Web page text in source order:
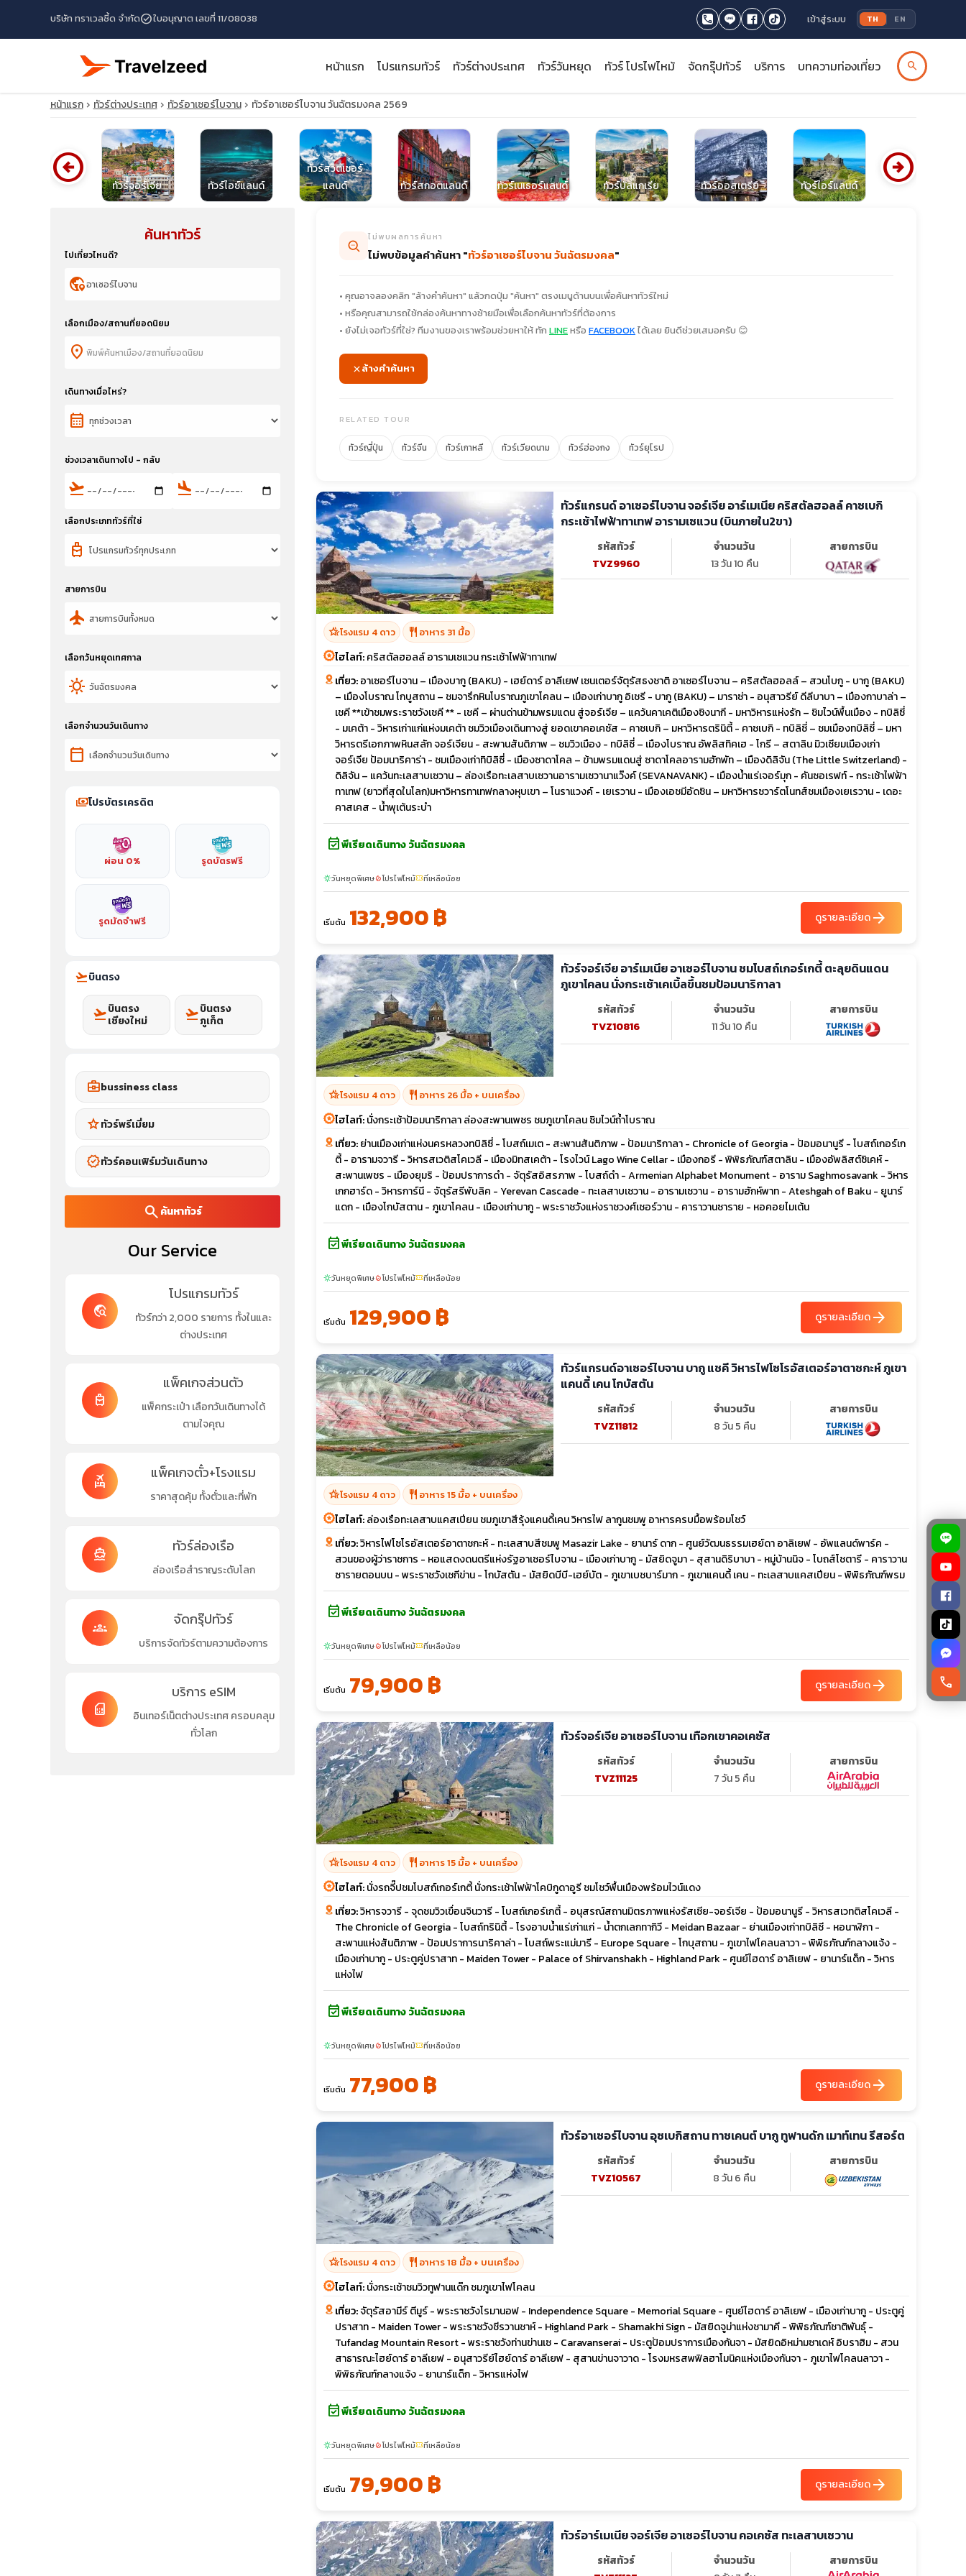
บริษัท ทราเวลซี้ด จำกัดcheck_circleใบอนุญาต เลขที่ 11/08038 เข้าสู่ระบบ TH EN
หน้าแรก โปรแกรมทัวร์ ทัวร์ต่างประเทศ ทัวร์วันหยุด ทัวร์ โปรไฟไหม้ จัดกรุ๊ปทัวร์ บริการ บทความท่องเที่ยว search
close
หน้าแรก ทัวร์ต่างประเทศ ทัวร์อาเซอร์ไบจาน ทัวร์อาเซอร์ไบจาน วันฉัตรมงคล 2569
ทัวร์ไอร์แลนด์ ทัวร์จอร์เจีย ทัวร์ไอซ์แลนด์
ทัวร์สวิตเซอร์
แลนด์
ทัวร์สกอตแลนด์ ทัวร์เนเธอร์แลนด์ ทัวร์บัลแกเรีย ทัวร์ออสเตรีย ทัวร์ไอร์แลนด์ ทัวร์จอร์เจีย
arrow_circle_left arrow_circle_right
ค้นหาทัวร์
ไปเที่ยวไหนดี?
globe_location_pin
เลือกเมือง/สถานที่ยอดนิยม
location_on
เดินทางเมื่อไหร่?
calendar_month
ช่วงเวลาเดินทางไป - กลับ
flight_takeoff flight_land
เลือกประเภททัวร์ที่ใช่
travel_luggage_and_bags
สายการบิน
flight
เลือกวันหยุดเทศกาล
sunny
เลือกจำนวนวันเดินทาง
calendar_today
paymentsโปรบัตรเครดิต
ผ่อน 0% รูดบัตรฟรี
รูดมัดจำฟรี
flight_takeoffบินตรง
flight_takeoffบินตรง
เชียงใหม่
flight_takeoffบินตรง
ภูเก็ต
business_centerbussiness class
starทัวร์พรีเมี่ยม
verifiedทัวร์คอนเฟิร์มวันเดินทาง
search ค้นหาทัวร์
Our Service
travel_explore
โปรแกรมทัวร์
ทัวร์กว่า 2,000 รายการ ทั้งในและ
ต่างประเทศ
travel_luggage_and_bags
แพ็คเกจส่วนตัว
แพ็คกระเป๋า เลือกวันเดินทางได้
ตามใจคุณ
flights_and_hotels แพ็คเกจตั๋ว+โรงแรม
ราคาสุดคุ้ม ทั้งตั๋วและที่พัก
directions_boat ทัวร์ล่องเรือ
ล่องเรือสำราญระดับโลก
groups จัดกรุ๊ปทัวร์
บริการจัดทัวร์ตามความต้องการ
sim_card
บริการ eSIM
อินเทอร์เน็ตต่างประเทศ ครอบคลุม
ทั่วโลก
ไม่พบผลการค้นหา
ไม่พบข้อมูลคำค้นหา "ทัวร์อาเซอร์ไบจาน วันฉัตรมงคล"
• คุณอาจลองคลิก "ล้างคำค้นหา" แล้วกดปุ่ม "ค้นหา" ตรงเมนูด้านบนเพื่อค้นหาทัวร์ใหม่
• หรือคุณสามารถใช้กล่องค้นหาทางซ้ายมือเพื่อเลือกค้นหาทัวร์ที่ต้องการ
• ยังไม่เจอทัวร์ที่ใช่? ทีมงานของเราพร้อมช่วยหาให้ ทัก LINEหรือ FACEBOOKได้เลย ยินดีช่วยเสมอครับ 😊
ล้างคำค้นหา
RELATED TOUR
ทัวร์ญี่ปุ่น ทัวร์จีน ทัวร์เกาหลี ทัวร์เวียดนาม ทัวร์ฮ่องกง ทัวร์ยุโรป
ทัวร์แกรนด์ อาเซอร์ไบจาน จอร์เจีย อาร์เมเนีย คริสตัลฮอลล์ คาซเบกิ
กระเช้าไฟฟ้าทาเทฟ อารามเซแวน (บินภายใน2ขา)
รหัสทัวร์
TVZ9960
จำนวนวัน
13 วัน 10 คืน
สายการบิน
hotel_classโรงแรม 4 ดาว restaurant อาหาร 31 มื้อ
ไฮไลท์:คริสตัลฮอลล์ อารามเซแวน กระเช้าไฟฟ้าทาเทฟ
เที่ยว:อาเซอร์ไบจาน – เมืองบากู (BAKU) - เฮย์ดาร์ อาลีเยฟ เซนเตอร์จัตุรัสธงชาติ อาเซอร์ไบจาน – คริสตัลฮอลล์ – สวนโบกู - บากู (BAKU)
– เมืองโบราณ โกบูสถาน – ชมจารึกหินโบราณภูเขาโคลน – เมืองเก่าบากู อิเชรี - บากู (BAKU) – มาราซ่า - อนุสาวรีย์ ดีลีบาบา – เมืองกาบาล่า –
เชคี **เข้าชมพระราชวังเชคี ** - เชคี – ผ่านด่านข้ามพรมแดน สู่จอร์เจีย – แคว้นคาเคติเมืองซิงนากี - มหาวิหารแห่งรัก – ชิมไวน์พื้นเมือง - ทบิลิซี่
- มเคต้า - วิหารเก่าแก่แห่งมเคต้า ชมวิวเมืองเดินทางสู่ ยอดเขาคอเคซัส – คาซเบกิ – มหาวิหารตรินิตี้ - คาซเบกิ - ทบิลิซี่ – ชมเมืองทบิลิซี่ – มหา
วิหารตรีเอกภาพหินสลัก จอร์เจียน - สะพานสันติภาพ – ชมวิวเมือง - ทบิลิซี่ – เมืองโบราณ อัพลิสทิคเฮ - โกรี – สตาลิน มิวเซียมเมืองเก่า
จอร์เจีย ป้อมนาริคาร่า - ชมเมืองเก่าทิบิลิซี่ - เมืองซาดาโคล – ข้ามพรมแดนสู่ ซาดาโคลอารามฮักพัท – เมืองดิลิจัน (The Little Switzerland) -
ดิลิจัน – แคว้นทะเลสาบเซวาน – ล่องเรือทะเลสาบเซวานอารามเซวานาแว๊งค์ (SEVANAVANK) - เมืองน้ำแร่เจอร์มุก - คันซอเรฟท์ - กระเช้าไฟฟ้า
ทาเทฟ (ยาวที่สุดในโลก)มหาวิหารทาเทฟกลางหุบเขา – โนราแวงค์ - เยเรวาน - เมืองเอชมีอัดซิน – มหาวิหารซวาร์ตโนทส์ชมเมืองเยเรวาน - เดอะ
คาสเคส - น้ำพุเต้นระบำ
event_availableพีเรียดเดินทาง วันฉัตรมงคล
sunnyวันหยุดพิเศษlocal_fire_departmentโปรไฟไหม้confirmation_numberที่เหลือน้อย
เริ่มต้น 132,900 ฿ ดูรายละเอียดarrow_forward
ทัวร์จอร์เจีย อาร์เมเนีย อาเซอร์ไบจาน ชมโบสถ์เกอร์เกตี้ ตะลุยดินแดน
ภูเขาโคลน นั่งกระเช้าเคเบิ้ลขึ้นชมป้อมนาริกาลา
รหัสทัวร์
TVZ10816
จำนวนวัน
11 วัน 10 คืน
สายการบิน
hotel_classโรงแรม 4 ดาว restaurant อาหาร 26 มื้อ + บนเครื่อง
ไฮไลท์:นั่งกระเช้าป้อมนาริกาลา ล่องสะพานเพชร ชมภูเขาโคลน ชิมไวน์ถ้ำโบราณ
เที่ยว:ย่านเมืองเก่าแห่งนครหลวงทบิลิซี่ - โบสถ์เมเต - สะพานสันติภาพ - ป้อมนาริกาลา - Chronicle of Georgia - ป้อมอนานูรี - โบสถ์เกอร์เก
ตี้ - อารามจวารี - วิหารสเวติสโคเวลี - เมืองมิทสเคต้า - โรงไวน์ Lago Wine Cellar - เมืองกอรี - พิพิธภัณฑ์สตาลิน - เมืองอัพลิสต์ซิเคห์ -
สะพานเพชร - เมืองยุมริ - ป้อมปราการดำ - จัตุรัสอิสรภาพ - โบสถ์ดำ - Armenian Alphabet Monument - อาราม Saghmosavank - วิหาร
เกกฮาร์ด - วิหารการ์นี - จัตุรัสรีพับลิค - Yerevan Cascade - ทะเลสาบเซวาน - อารามเซวาน - อารามฮักห์พาท - Ateshgah of Baku - ยูนาร์
แดก - เมืองโกบัสตาน - ภูเขาโคลน - เมืองเก่าบากู - พระราชวังแห่งราชวงศ์เชอร์วาน - คาราวานซาราย - หอคอยไมเต้น
event_availableพีเรียดเดินทาง วันฉัตรมงคล
sunnyวันหยุดพิเศษlocal_fire_departmentโปรไฟไหม้confirmation_numberที่เหลือน้อย
เริ่มต้น 129,900 ฿ ดูรายละเอียดarrow_forward
ทัวร์แกรนด์อาเซอร์ไบจาน บากู แชคี วิหารไฟโซโรอัสเตอร์อาตาชกะห์ ภูเขา
แคนดี้ เคน โกบัสตัน
รหัสทัวร์
TVZ11812
จำนวนวัน
8 วัน 5 คืน
สายการบิน
hotel_classโรงแรม 4 ดาว restaurant อาหาร 15 มื้อ + บนเครื่อง
ไฮไลท์:ล่องเรือทะเลสาบแคสเปียน ชมภูเขาสีรุ้งแคนดี้เคน วิหารไฟ ลากูนชมพู อาหารครบมื้อพร้อมโชว์
เที่ยว:วิหารไฟโซโรอัสเตอร์อาตาชกะห์ - ทะเลสาบสีชมพู Masazir Lake - ยานาร์ ดาก - ศูนย์วัฒนธรรมเฮย์ดา อาลิเยฟ - อัพแลนด์พาร์ค -
สวนของผู้ว่าราชการ - หอแสดงดนตรีแห่งรัฐอาเซอร์ไบจาน - เมืองเก่าบากู - มัสยิดจูมา - สุสานดิริบาบา - หมู่บ้านนิจ - โบถส์โชตารี - คาราวาน
ซารายตอนบน - พระราชวังเชกีข่าน - โกบัสตัน - มัสยิดบีบี-เฮย์บัต - ภูเขาเบชบาร์มาก - ภูเขาแคนดี้ เคน - ทะเลสาบแคสเปียน - พิพิธภัณฑ์พรม
event_availableพีเรียดเดินทาง วันฉัตรมงคล
sunnyวันหยุดพิเศษlocal_fire_departmentโปรไฟไหม้confirmation_numberที่เหลือน้อย
เริ่มต้น 79,900 ฿ ดูรายละเอียดarrow_forward
ทัวร์จอร์เจีย อาเซอร์ไบจาน เทือกเขาคอเคซัส
รหัสทัวร์
TVZ11125
จำนวนวัน
7 วัน 5 คืน
สายการบิน
hotel_classโรงแรม 4 ดาว restaurant อาหาร 15 มื้อ + บนเครื่อง
ไฮไลท์:นั่งรถจี๊ปชมโบสถ์เกอร์เกตี้ นั่งกระเช้าไฟฟ้าโคบิกูดาอูรี ชมโชว์พื้นเมืองพร้อมไวน์แดง
เที่ยว:วิหารจวารี - จุดชมวิวเขื่อนจินวารี - โบสถ์เกอร์เกตี้ - อนุสรณ์สถานมิตรภาพแห่งรัสเซีย-จอร์เจีย - ป้อมอนานูรี - วิหารสเวทติสโคเวลี -
The Chronicle of Georgia - โบสถ์ทรินิตี้ - โรงอาบน้ำแร่เก่าแก่ - น้ำตกเลกทากิวี - Meidan Bazaar - ย่านเมืองเก่าทบิลิซี - หอนาฬิกา -
สะพานแห่งสันติภาพ - ป้อมปราการนาริคาล่า - โบสถ์พระแม่มารี - Europe Square - โกบุสถาน - ภูเขาไฟโคลนลาวา - พิพิธภัณฑ์กลางแจ้ง -
เมืองเก่าบากู - ประตูคู่ปราสาท - Maiden Tower - Palace of Shirvanshakh - Highland Park - ศูนย์ไฮดาร์ อาลิเยฟ - ยานาร์แด็ก - วิหาร
แห่งไฟ
event_availableพีเรียดเดินทาง วันฉัตรมงคล
sunnyวันหยุดพิเศษlocal_fire_departmentโปรไฟไหม้confirmation_numberที่เหลือน้อย
เริ่มต้น 77,900 ฿ ดูรายละเอียดarrow_forward
ทัวร์อาเซอร์ไบจาน อุซเบกิสถาน ทาชเคนต์ บากู ทูฟานดัก เมาท์เทน รีสอร์ต
รหัสทัวร์
TVZ10567
จำนวนวัน
8 วัน 6 คืน
สายการบิน
hotel_classโรงแรม 4 ดาว restaurant อาหาร 18 มื้อ + บนเครื่อง
ไฮไลท์:นั่งกระเช้าชมวิวทูฟานแด๊ก ชมภูเขาไฟโคลน
เที่ยว:จัตุรัสอามีร์ ตีมูร์ - พระราชวังโรมานอฟ - Independence Square - Memorial Square - ศูนย์ไฮดาร์ อาลิเยฟ - เมืองเก่าบากู - ประตูคู่
ปราสาท - Maiden Tower - พระราชวังชีรวานชาห์ - Highland Park - Shamakhi Sign - มัสยิดจูม่าแห่งชามาคี - พิพิธภัณฑ์ชาติพันธุ์ -
Tufandag Mountain Resort - พระราชวังท่านข่านเซ - Caravanserai - ประตูป้อมปราการเมืองกันจา - มัสยิดอิหม่ามซาเดห์ อิบราฮิม - สวน
สาธารณะไฮย์ดาร์ อาลีเยฟ - อนุสาวรีย์ไฮย์ดาร์ อาลีเยฟ - สุสานข่านจาวาด - โรงมหรสพฟิลฮาโมนิคแห่งเมืองกันจา - ภูเขาไฟโคลนลาวา -
พิพิธภัณฑ์กลางแจ้ง - ยานาร์แด็ก - วิหารแห่งไฟ
event_availableพีเรียดเดินทาง วันฉัตรมงคล
sunnyวันหยุดพิเศษlocal_fire_departmentโปรไฟไหม้confirmation_numberที่เหลือน้อย
เริ่มต้น 79,900 ฿ ดูรายละเอียดarrow_forward
ทัวร์อาร์เมเนีย จอร์เจีย อาเซอร์ไบจาน คอเคซัส ทะเลสาบเซวาน
รหัสทัวร์
จำนวนวัน
สายการบิน
call